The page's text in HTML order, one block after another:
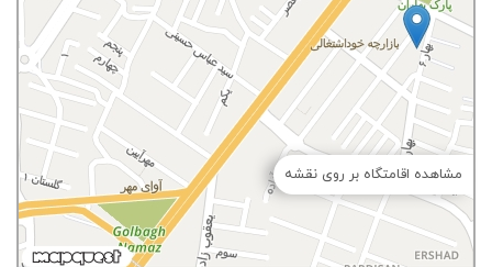
مشاهده اقامتگاه بر روی نقشه